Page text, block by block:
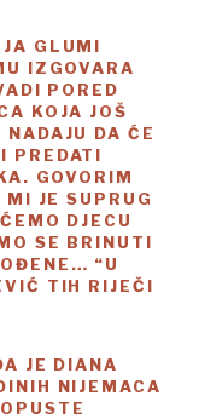
GLUMI
IZGOVARA
PORED
KOJA JOŠ
DA ĆE
PREDATI
GOVORIM
JE SUPRUG
DJECU
SE BRINUTI
“U
TIH RIJEČI
JE DIANA
NIJEMACA